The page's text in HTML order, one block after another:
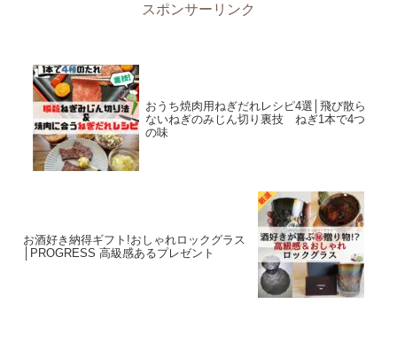
スポンサーリンク
おうち焼肉用ねぎだれレシピ4選│飛び散ら
ないねぎのみじん切り裏技 ねぎ1本で4つ
の味
お酒好き納得ギフト!おしゃれロックグラス
│PROGRESS 高級感あるプレゼント